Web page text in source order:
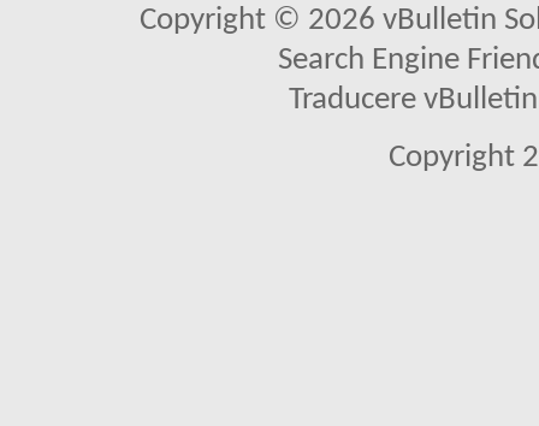
Copyright © 2026 vBulletin
Search Engine
Traducere
Copyright